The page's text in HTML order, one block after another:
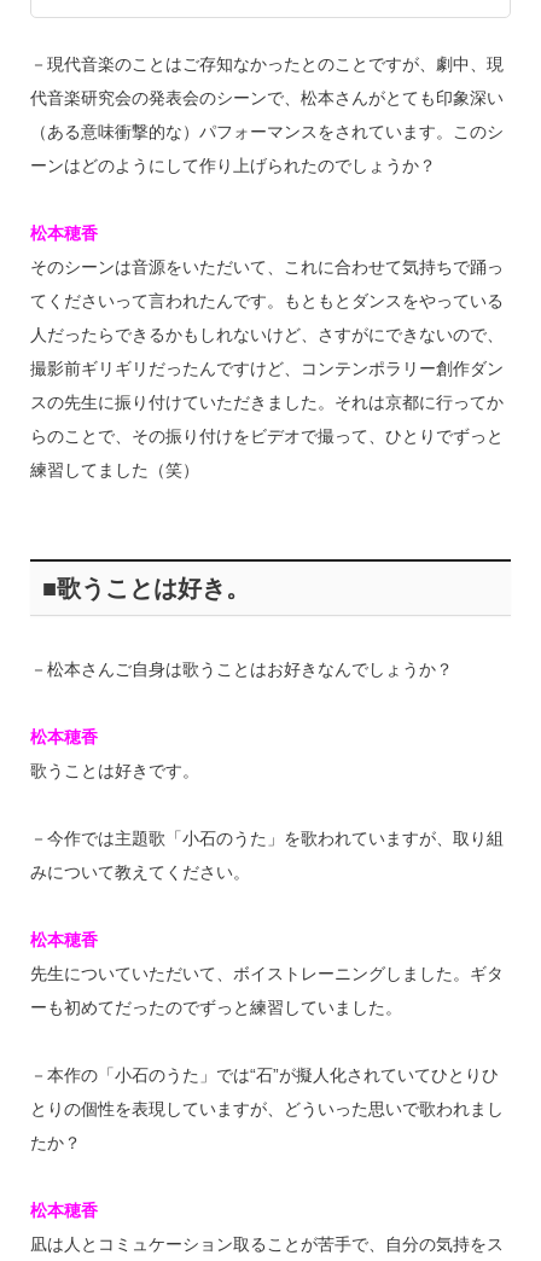
－現代音楽のことはご存知なかったとのことですが、劇中、現
代音楽研究会の発表会のシーンで、松本さんがとても印象深い
（ある意味衝撃的な）パフォーマンスをされています。このシ
ーンはどのようにして作り上げられたのでしょうか？
松本穂香
そのシーンは音源をいただいて、これに合わせて気持ちで踊っ
てくださいって言われたんです。もともとダンスをやっている
人だったらできるかもしれないけど、さすがにできないので、
撮影前ギリギリだったんですけど、コンテンポラリー創作ダン
スの先生に振り付けていただきました。それは京都に行ってか
らのことで、その振り付けをビデオで撮って、ひとりでずっと
練習してました（笑）
■歌うことは好き。
－松本さんご自身は歌うことはお好きなんでしょうか？
松本穂香
歌うことは好きです。
－今作では主題歌「小石のうた」を歌われていますが、取り組
みについて教えてください。
松本穂香
先生についていただいて、ボイストレーニングしました。ギタ
ーも初めてだったのでずっと練習していました。
－本作の「小石のうた」では“石”が擬人化されていてひとりひ
とりの個性を表現していますが、どういった思いで歌われまし
たか？
松本穂香
凪は人とコミュケーション取ることが苦手で、自分の気持をス